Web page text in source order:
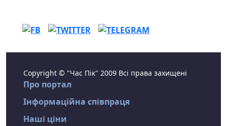
Copyright © "Час Пік" 2009 Всі права захищені
Про портал
Інформаційна співпраця
Наші ціни